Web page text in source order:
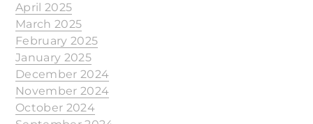
April 2025
March 2025
February 2025
January 2025
December 2024
November 2024
October 2024